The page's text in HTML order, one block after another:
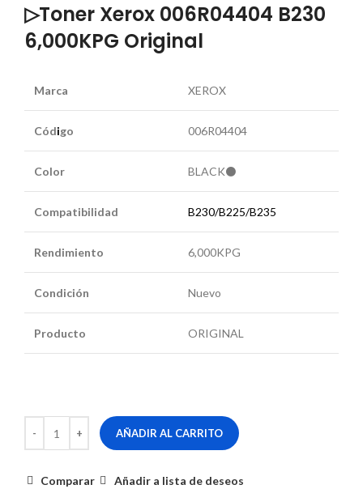
▷Toner Xerox 006R04404 B230
6,000KPG Original
Marca XEROX
Código 006R04404
Color BLACK⚫
Compatibilidad B230/B225/B235
Rendimiento 6,000KPG
Condición Nuevo
Producto ORIGINAL
AÑADIR AL CARRITO
Comparar
Añadir a lista de deseos